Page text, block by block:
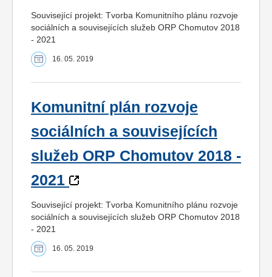
Související projekt: Tvorba Komunitního plánu rozvoje
sociálních a souvisejících služeb ORP Chomutov 2018
- 2021
16. 05. 2019
Komunitní plán rozvoje
sociálních a souvisejících
služeb ORP Chomutov 2018 -
2021
Související projekt: Tvorba Komunitního plánu rozvoje
sociálních a souvisejících služeb ORP Chomutov 2018
- 2021
16. 05. 2019